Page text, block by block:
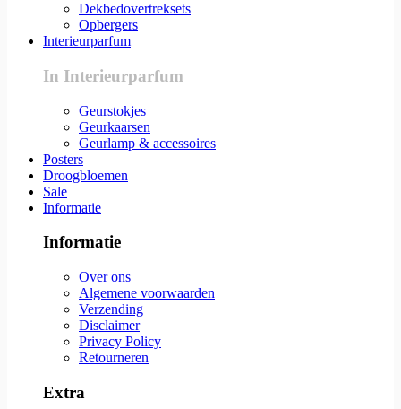
Dekbedovertreksets
Opbergers
Interieurparfum
In Interieurparfum
Geurstokjes
Geurkaarsen
Geurlamp & accessoires
Posters
Droogbloemen
Sale
Informatie
Informatie
Over ons
Algemene voorwaarden
Verzending
Disclaimer
Privacy Policy
Retourneren
Extra